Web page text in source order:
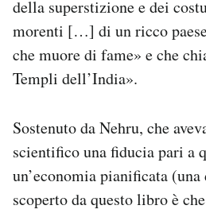
della superstizione e dei
morenti […] di un ricco
che muore di fame» e che
Templi dell’India».
Sostenuto da Nehru, che
scientifico una fiducia pari a
un’economia pianificata
scoperto da questo libro è